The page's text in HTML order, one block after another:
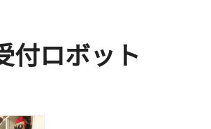
付ロボット